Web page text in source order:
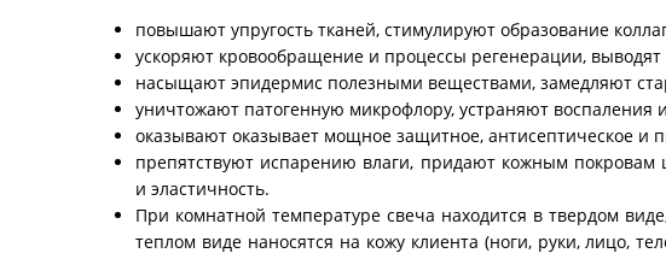
повышают упругость тканей, стимулируют образование
ускоряют кровообращение и процессы регенерации,
насыщают эпидермис полезными веществами, замедляют
уничтожают патогенную микрофлору, устраняют воспаления
оказывают оказывает мощное защитное, антисептическое и
препятствуют испарению влаги, придают кожным покровам
и эластичность.
При комнатной температуре свеча находится в твердом
теплом виде наносятся на кожу клиента (ноги, руки, лицо,